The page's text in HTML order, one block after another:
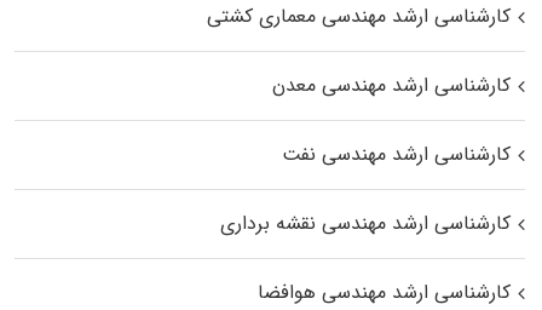
کارشناسی ارشد مهندسی معماری کشتی
کارشناسی ارشد مهندسی معدن
کارشناسی ارشد مهندسی نفت
کارشناسی ارشد مهندسی نقشه برداری
کارشناسی ارشد مهندسی هوافضا